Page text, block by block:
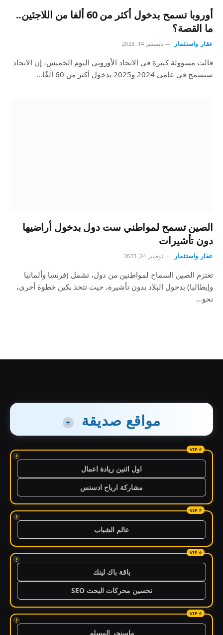
أوروبا تسمح بدخول أكثر من 60 ألفا من اللاجئين..
ما القصة؟
عقار واستثمار ديسمبر 14, 2023
قالت مسؤولة كبيرة في الاتحاد الأوروبي اليوم الخميس، إن الاتحاد
سيسمح في عامي 2024 و2025 بدخول أكثر من 60 ألفًا…
الصين تسمح لمواطني ست دول بدخول أراضيها
دون تأشيرات
عقار واستثمار نوفمبر 24, 2023
تعتزم الصين السماح لمواطنين من دول، تشمل (فرنسا وألمانيا
وإيطاليا) بدخول البلاد بدون تأشيرة، حيث تتخذ بكين خطوة أخرى،
نحو…
مواقع صديقة +
!
اول اثنين ريادة اعمال
مشاركة ارباح ادسنس
!
عالم الشباب
!
باقة باك لينك
تحسين محركات البحث SEO
!
ماسنجر المسلم